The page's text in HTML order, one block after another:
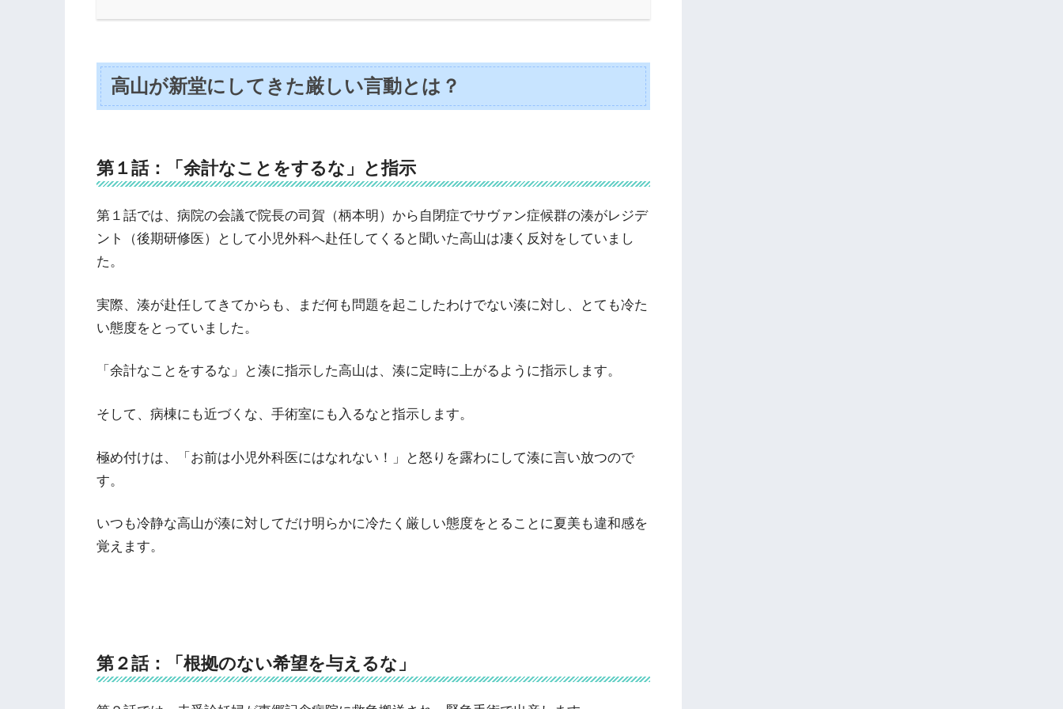
高山が新堂にしてきた厳しい言動とは？
第１話：「余計なことをするな」と指示
第１話では、病院の会議で院長の司賀（柄本明）から自閉症でサヴァン症候群の湊がレジデ
ント（後期研修医）として小児外科へ赴任してくると聞いた高山は凄く反対をしていまし
た。
実際、湊が赴任してきてからも、まだ何も問題を起こしたわけでない湊に対し、とても冷た
い態度をとっていました。
「余計なことをするな」と湊に指示した高山は、湊に定時に上がるように指示します。
そして、病棟にも近づくな、手術室にも入るなと指示します。
極め付けは、「お前は小児外科医にはなれない！」と怒りを露わにして湊に言い放つので
す。
いつも冷静な高山が湊に対してだけ明らかに冷たく厳しい態度をとることに夏美も違和感を
覚えます。
第２話：「根拠のない希望を与えるな」